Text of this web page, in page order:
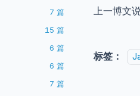
7 篇
15 篇
6 篇
6 篇
7 篇
上一博文
标签：